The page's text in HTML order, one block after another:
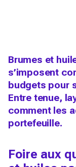
Brumes et
s’imposent
budgets pour
Entre tenue,
comment les
portefeuille.
Foire aux